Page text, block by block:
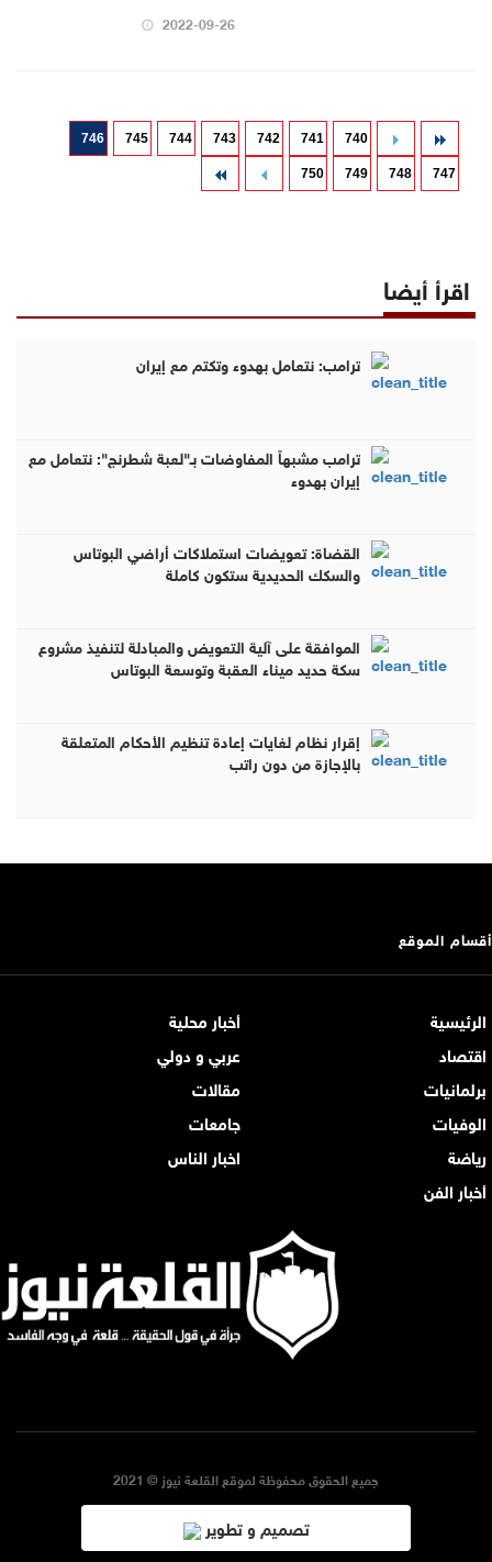
2022-09-26
740
741
742
743
744
745
746
747
748
749
750
اقرأ أيضا
ترامب: نتعامل بهدوء وتكتم مع إيران
ترامب مشبهاً المفاوضات بـ"لعبة شطرنج": نتعامل مع
إيران بهدوء
القضاة: تعويضات استملاكات أراضي البوتاس
والسكك الحديدية ستكون كاملة
الموافقة على آلية التعويض والمبادلة لتنفيذ مشروع
سكة حديد ميناء العقبة وتوسعة البوتاس
إقرار نظام لغايات إعادة تنظيم الأحكام المتعلقة
بالإجازة من دون راتب
أقسام الموقع
الرئيسية
أخبار محلية
اقتصاد
عربي و دولي
برلمانيات
مقالات
الوفيات
جامعات
رياضة
اخبار الناس
أخبار الفن
جميع الحقوق محفوظة لموقع القلعة نيوز © 2021
تصميم و تطوير